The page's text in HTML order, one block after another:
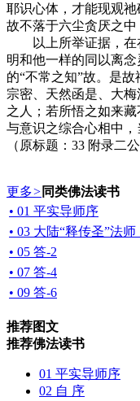
耶识心体，才能现观
故不落于六尘贪厌之
以上所举证据，在在
明和他一样的同以离
的“不常之知”故。是
宗密、天然函是、大
之人；若所悟之如来
与意识之综合心相中，
（原标题：33 附录二
更多> 同类佛法读书
• 01 平实导师序
• 03 大陆“释传圣”法
• 05 答-2
• 07 答-4
• 09 答-6
推荐图文
推荐佛法读书
01 平实导师序
02 自 序